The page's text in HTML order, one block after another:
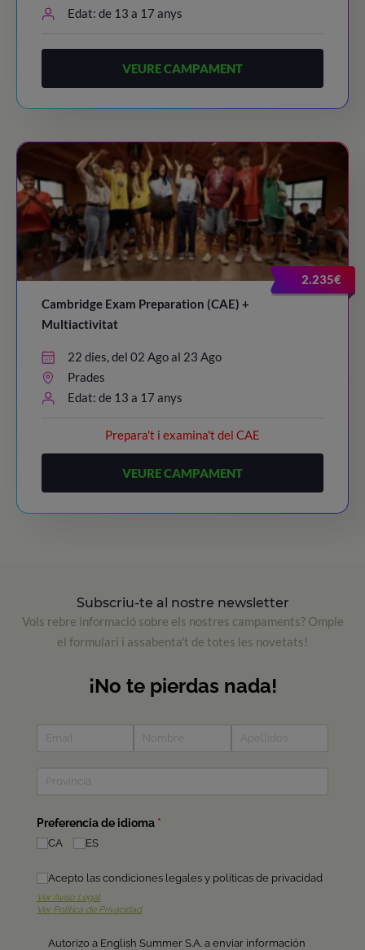
Edat: de 13 a 17 anys
VEURE CAMPAMENT
2.235€
Cambridge Exam Preparation (CAE) +
Multiactivitat
22 dies, del 02 Ago al 23 Ago
Prades
Edat: de 13 a 17 anys
Prepara't i examina't del CAE
VEURE CAMPAMENT
Subscriu-te al nostre newsletter
Vols rebre informació sobre els nostres campaments? Omple
el formulari i assabenta't de totes les novetats!